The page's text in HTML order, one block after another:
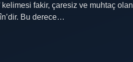
kelimesi fakir, çaresiz ve muhtaç olan
Bu derece…